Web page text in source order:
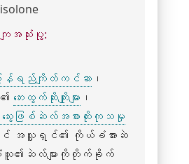
ျအသုံးပွု:
န်ရည်ကျိတ်ကင်ဆာ၊
၏ ဘေးထွက်ဆိုးကျိုးများ ၊
ေးဖြစ်ဆဲလ်အစားထိုးကုသမှု
တွင် အလှူရှင်၏ ကိုယ်ခံအားဆဲ
သူ၏ဆဲလ်များကိုတိုက်ခိုက်